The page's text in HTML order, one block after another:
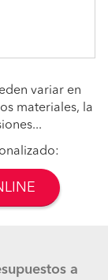
variar en
materiales, la
a